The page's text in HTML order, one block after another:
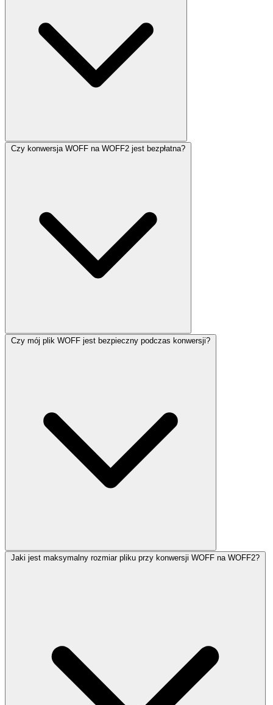
Czy konwersja WOFF na WOFF2 jest bezpłatna?
Czy mój plik WOFF jest bezpieczny podczas konwersji?
Jaki jest maksymalny rozmiar pliku przy konwersji WOFF na WOFF2?